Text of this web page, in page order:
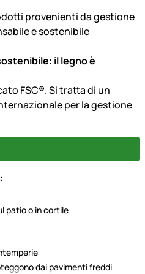
il legno è
FSC®. Si tratta di un
per la gestione
patio o in cortile
dai pavimenti freddi